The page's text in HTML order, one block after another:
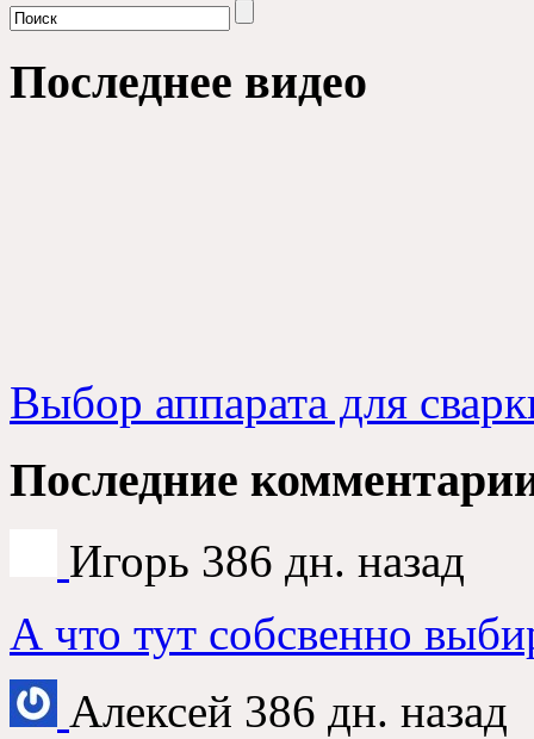
Последнее видео
Выбор аппарата для
Последние
Игорь 386 дн. назад
А что тут собсвенно
Алексей 386 дн. назад